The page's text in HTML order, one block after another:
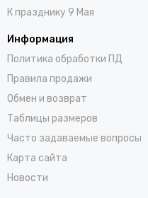
К празднику 9 Мая
Информация
Политика обработки ПД
Правила продажи
Обмен и возврат
Таблицы размеров
Часто задаваемые вопросы
Карта сайта
Новости